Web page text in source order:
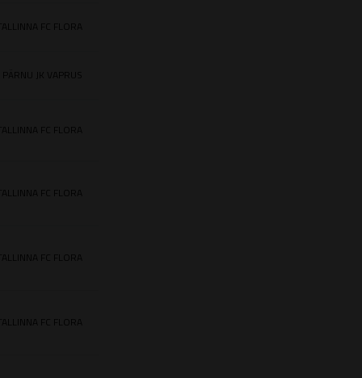
FC FLORA
PÄRNU JK VAPRUS
FC FLORA
FC FLORA
FC FLORA
FC FLORA